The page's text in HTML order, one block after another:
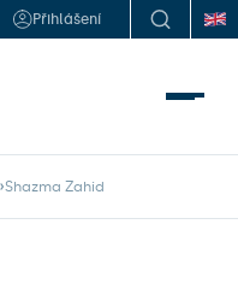
Přihlášení
Shazma Zahid